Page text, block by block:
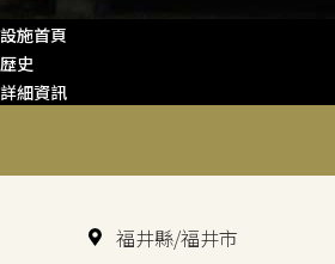
設施首頁
歴史
詳細資訊
福井縣/福井市